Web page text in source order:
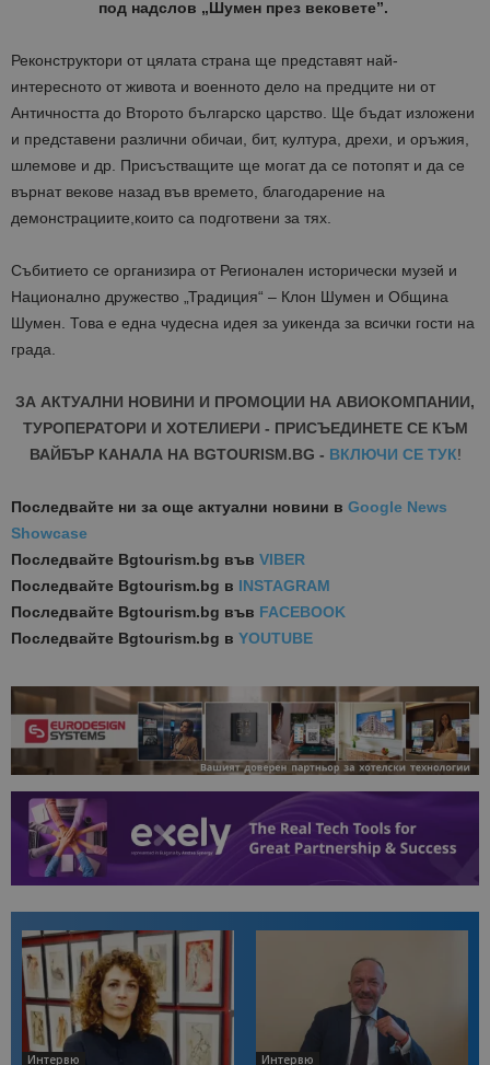
под надслов „Шумен през вековете”.
Реконструктори от цялата страна ще представят най-
интересното от живота и военното дело на предците ни от
Античността до Второто българско царство. Ще бъдат изложени
и представени различни обичаи, бит, култура, дрехи, и оръжия,
шлемове и др. Присъстващите ще могат да се потопят и да се
върнат векове назад във времето, благодарение на
демонстрациите,които са подготвени за тях.
Събитието се организира от Регионален исторически музей и
Национално дружество „Традиция“ – Клон Шумен и Община
Шумен. Това е една чудесна идея за уикенда за всички гости на
града.
ЗА АКТУАЛНИ НОВИНИ И ПРОМОЦИИ НА АВИОКОМПАНИИ,
ТУРОПЕРАТОРИ И ХОТЕЛИЕРИ - ПРИСЪЕДИНЕТЕ СЕ КЪМ
ВАЙБЪР КАНАЛА НА BGTOURISM.BG - ВКЛЮЧИ СЕ ТУК!
Последвайте ни за още актуални новини в Google News
Showcase
Последвайте Bgtourism.bg във VIBER
Последвайте Bgtourism.bg в INSTAGRAM
Последвайте Bgtourism.bg във FACEBOOK
Последвайте Bgtourism.bg в YOUTUBE
Интервю Интервю